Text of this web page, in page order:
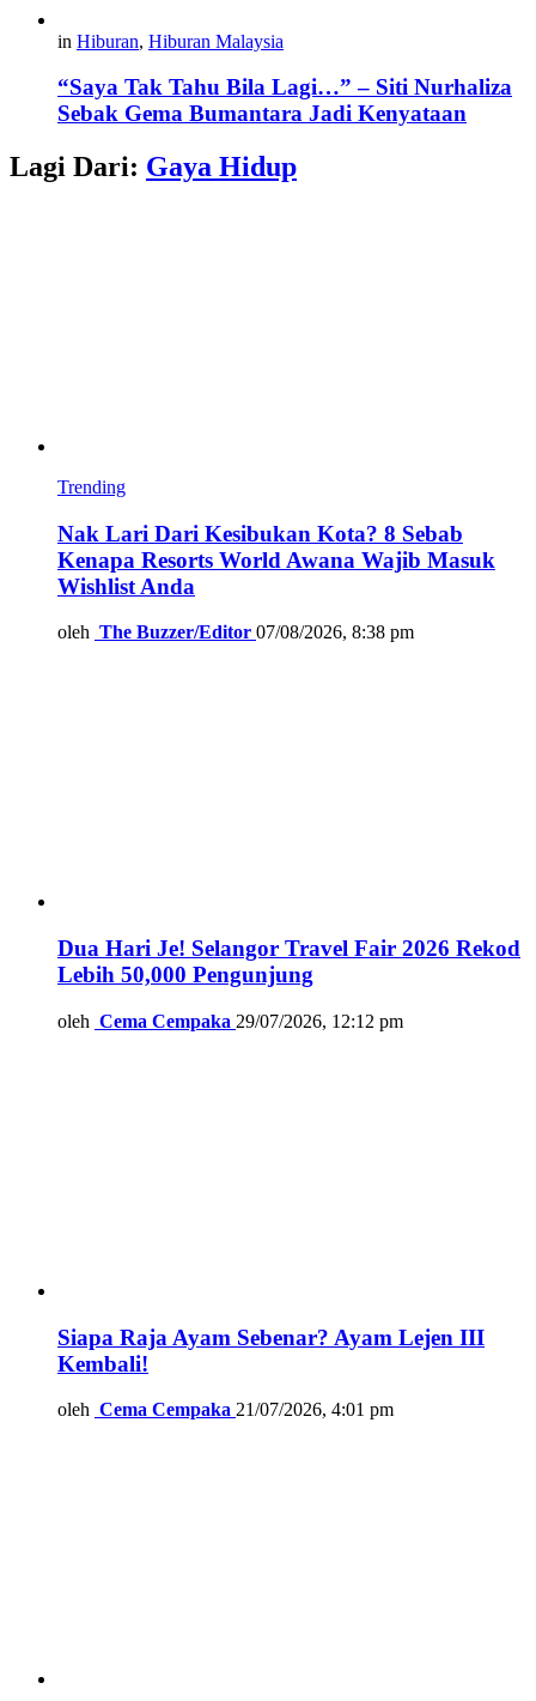
in Hiburan, Hiburan Malaysia
“Saya Tak Tahu Bila Lagi…” – Siti Nurhaliza
Sebak Gema Bumantara Jadi Kenyataan
Lagi Dari: Gaya Hidup
Trending
Nak Lari Dari Kesibukan Kota? 8 Sebab
Kenapa Resorts World Awana Wajib Masuk
Wishlist Anda
oleh The Buzzer/Editor 07/08/2026, 8:38 pm
Dua Hari Je! Selangor Travel Fair 2026 Rekod
Lebih 50,000 Pengunjung
oleh Cema Cempaka 29/07/2026, 12:12 pm
Siapa Raja Ayam Sebenar? Ayam Lejen III
Kembali!
oleh Cema Cempaka 21/07/2026, 4:01 pm